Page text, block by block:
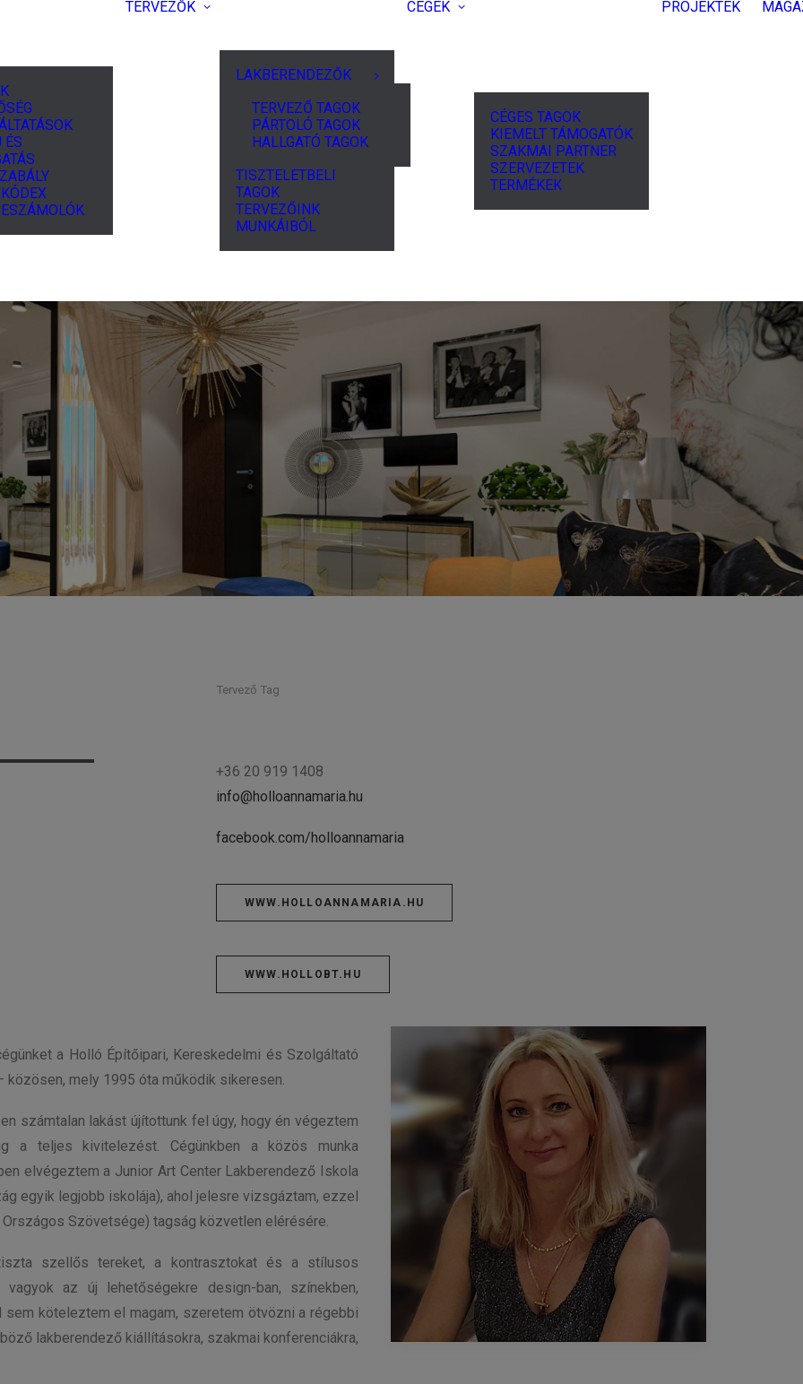
ÉS
TERVEZŐK
LAKBERENDEZŐK
TERVEZŐ TAGOK
PÁRTOLÓ TAGOK
HALLGATÓ TAGOK
TISZTELETBELI
TAGOK
TERVEZŐINK
MUNKÁIBÓL
CÉGEK
CÉGES TAGOK
KIEMELT TÁMOGATÓK
SZAKMAI PARTNER
SZERVEZETEK
TERMÉKEK
PROJEKTEK
Tervező Tag
+36 20 919 1408
info@holloannamaria.hu
facebook.com/holloannamaria
WWW.HOLLOANNAMARIA.HU
WWW.HOLLOBT.HU
a Holló Építőipari, Kereskedelmi és Szolgáltató
mely 1995 óta működik sikeresen.
számtalan lakást újítottunk fel úgy, hogy én végeztem
a teljes kivitelezést. Cégünkben a közös munka
elvégeztem a Junior Art Center Lakberendező Iskola
egyik legjobb iskolája), ahol jelesre vizsgáztam, ezzel
Szövetsége) tagság közvetlen elérésére.
szellős tereket, a kontrasztokat és a stílusos
az új lehetőségekre design-ban, színekben,
köteleztem el magam, szeretem ötvözni a régebbi
lakberendező kiállításokra, szakmai konferenciákra,